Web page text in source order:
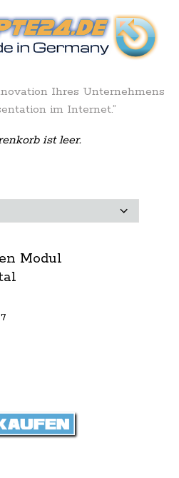
Ihres Unternehmens
im Internet.”
ist leer.
Modul